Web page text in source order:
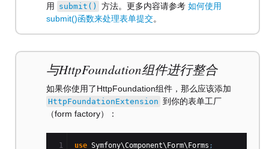
用 submit() 方法。更多内容请参考 如何使用
submit()函数来处理表单提交。
与HttpFoundation组件进行整合
如果你使用了HttpFoundation组件，那么应该添加
HttpFoundationExtension 到你的表单工厂
（form factory）：
1
use Symfony\Component\Form\Forms ;